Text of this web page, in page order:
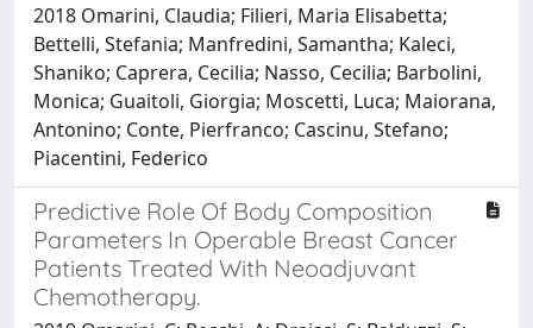
2018 Omarini, Claudia; Filieri, Maria Elisabetta;
Bettelli, Stefania; Manfredini, Samantha; Kaleci,
Shaniko; Caprera, Cecilia; Nasso, Cecilia; Barbolini,
Monica; Guaitoli, Giorgia; Moscetti, Luca; Maiorana,
Antonino; Conte, Pierfranco; Cascinu, Stefano;
Piacentini, Federico
Predictive Role Of Body Composition
Parameters In Operable Breast Cancer
Patients Treated With Neoadjuvant
Chemotherapy.